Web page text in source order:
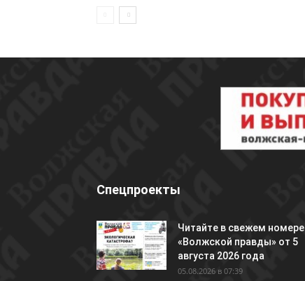
Спецпроекты
Читайте в свежем номере
«Волжской правды» от 5
августа 2026 года
05.08.2026 в 07:39